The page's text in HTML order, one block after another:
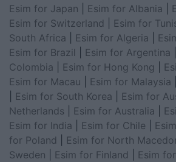
Esim for Japan
Esim for Albania
Esim for Switzerland
Esim for
South Africa
Esim for Algeria
Esim for Brazil
Esim for Argentina
Colombia
Esim for Hong Kong
Esim for Macau
Esim for Malaysia
Esim for South Korea Esim for
Netherlands
Esim for Australia
Esim for India
Esim for Chile
for Poland
Esim for North
Sweden
Esim for Finland Esim